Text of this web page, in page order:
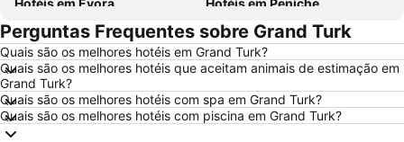
Hotéis em Évora
Hotéis em Peniche
Hotéis em Porto Santo
Hotéis em Barcelona
Hotéis em Sangenjo
Hotéis em Nazaré
Hotéis em Vigo
Hotéis em Isla Canela
Hotéis em Roma
Hotéis em Vilamoura
Perguntas Frequentes sobre Grand Turk
Quais são os melhores hotéis em Grand Turk?
Quais são os melhores hotéis que aceitam animais de estimação em
Grand Turk?
Quais são os melhores hotéis com spa em Grand Turk?
Quais são os melhores hotéis com piscina em Grand Turk?